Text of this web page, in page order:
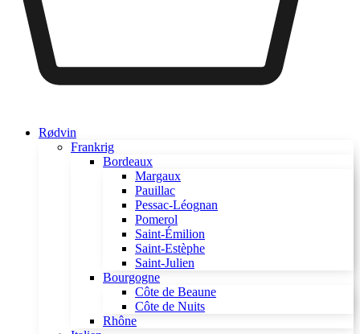
Rødvin
Frankrig
Bordeaux
Margaux
Pauillac
Pessac-Léognan
Pomerol
Saint-Émilion
Saint-Estèphe
Saint-Julien
Bourgogne
Côte de Beaune
Côte de Nuits
Rhône